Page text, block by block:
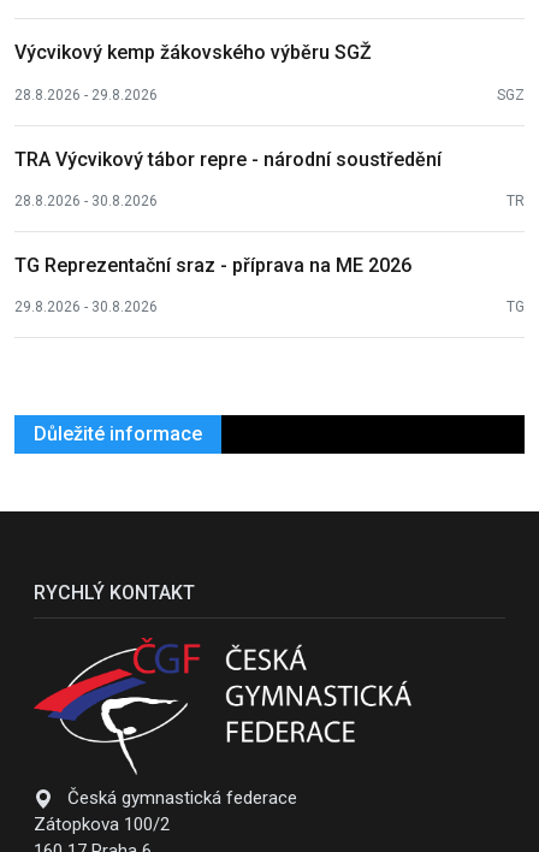
Výcvikový kemp žákovského výběru SGŽ
28.8.2026 - 29.8.2026 SGZ
TRA Výcvikový tábor repre - národní soustředění
28.8.2026 - 30.8.2026 TR
TG Reprezentační sraz - příprava na ME 2026
29.8.2026 - 30.8.2026 TG
Důležité informace
RYCHLÝ KONTAKT
Česká gymnastická federace
Zátopkova 100/2